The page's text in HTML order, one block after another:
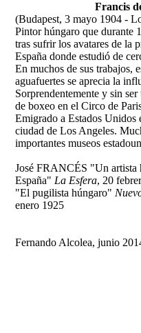
Francis
(Budapest, 3 mayo 1904 -
Pintor húngaro que durante
tras sufrir los avatares de la
España donde estudió de
En muchos de sus trabajos,
aguafuertes se aprecia la
Sorprendentemente y sin
de boxeo en el Circo de
Emigrado a Estados Unidos
ciudad de Los Angeles.
importantes museos
José FRANCÉS "Un artista
España" La Esfera, 20
"El pugilista húngaro"
enero 1925
Fernando Alcolea, junio